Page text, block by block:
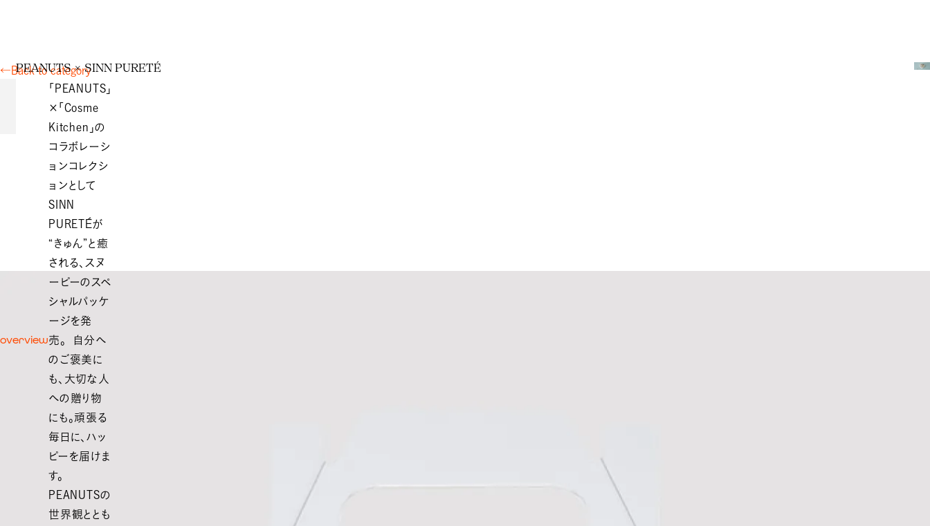
←Back to category
PEANUTS × SINN PURETÉ
overview
「PEANUTS」
×「Cosme
Kitchen」の
コラボレーシ
ョンコレクシ
ョンとして
SINN
PURETÉが
“きゅん”と癒
される、スヌ
ーピーのスペ
シャルパッケ
ージを発
売。 自分へ
のご褒美に
も、大切な人
への贈り物
にも。頑張る
毎日に、ハッ
ピーを届けま
す。
PEANUTSの
世界観ととも